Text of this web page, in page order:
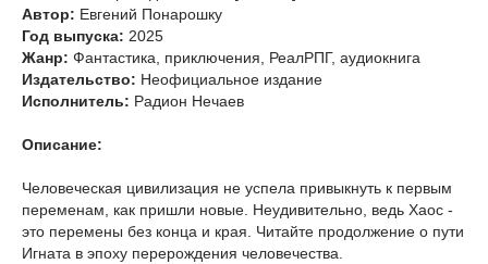
Автор: Евгений Понарошку
Год выпуска: 2025
Жанр: Фантастика, приключения, РеалРПГ, аудиокнига
Издательство: Неофициальное издание
Исполнитель: Радион Нечаев
Описание:
Человеческая цивилизация не успела привыкнуть к первым
переменам, как пришли новые. Неудивительно, ведь Хаос -
это перемены без конца и края. Читайте продолжение о пути
Игната в эпоху перерождения человечества.